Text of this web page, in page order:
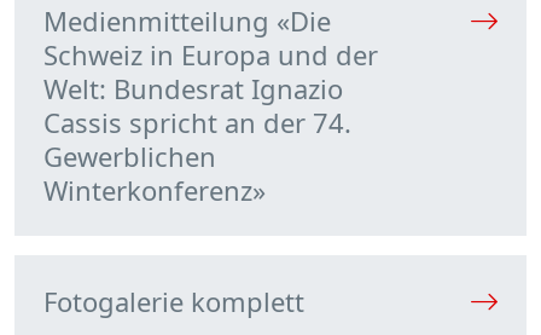
Medienmitteilung «Die
Schweiz in Europa und der
Welt: Bundesrat Ignazio
Cassis spricht an der 74.
Gewerblichen
Winterkonferenz»
Fotogalerie komplett